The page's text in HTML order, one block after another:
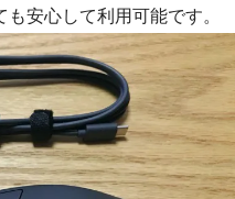
安心して利用可能です。